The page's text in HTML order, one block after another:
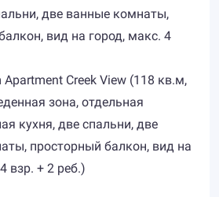
две ванные комнаты,
вид на город, макс. 4
Creek View (118 кв.м,
зона, отдельная
кухня, две спальни, две
просторный балкон, вид на
взр. + 2 реб.)